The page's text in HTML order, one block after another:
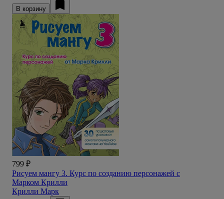
В корзину
799 ₽
Рисуем мангу 3. Курс по созданию персонажей с
Марком Крилли
Крилли Марк